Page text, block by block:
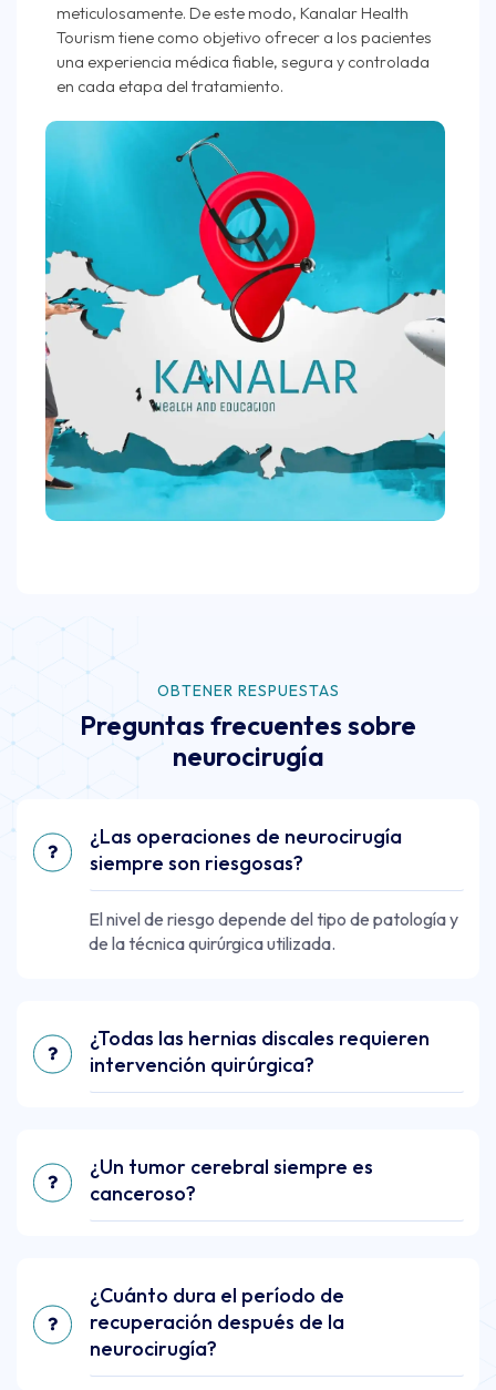
meticulosamente. De este modo, Kanalar Health
Tourism tiene como objetivo ofrecer a los pacientes
una experiencia médica fiable, segura y controlada
en cada etapa del tratamiento.
OBTENER RESPUESTAS
Preguntas frecuentes sobre
neurocirugía
¿Las operaciones de neurocirugía
siempre son riesgosas?
El nivel de riesgo depende del tipo de patología y
de la técnica quirúrgica utilizada.
¿Todas las hernias discales requieren
intervención quirúrgica?
¿Un tumor cerebral siempre es
canceroso?
¿Cuánto dura el período de
recuperación después de la
neurocirugía?